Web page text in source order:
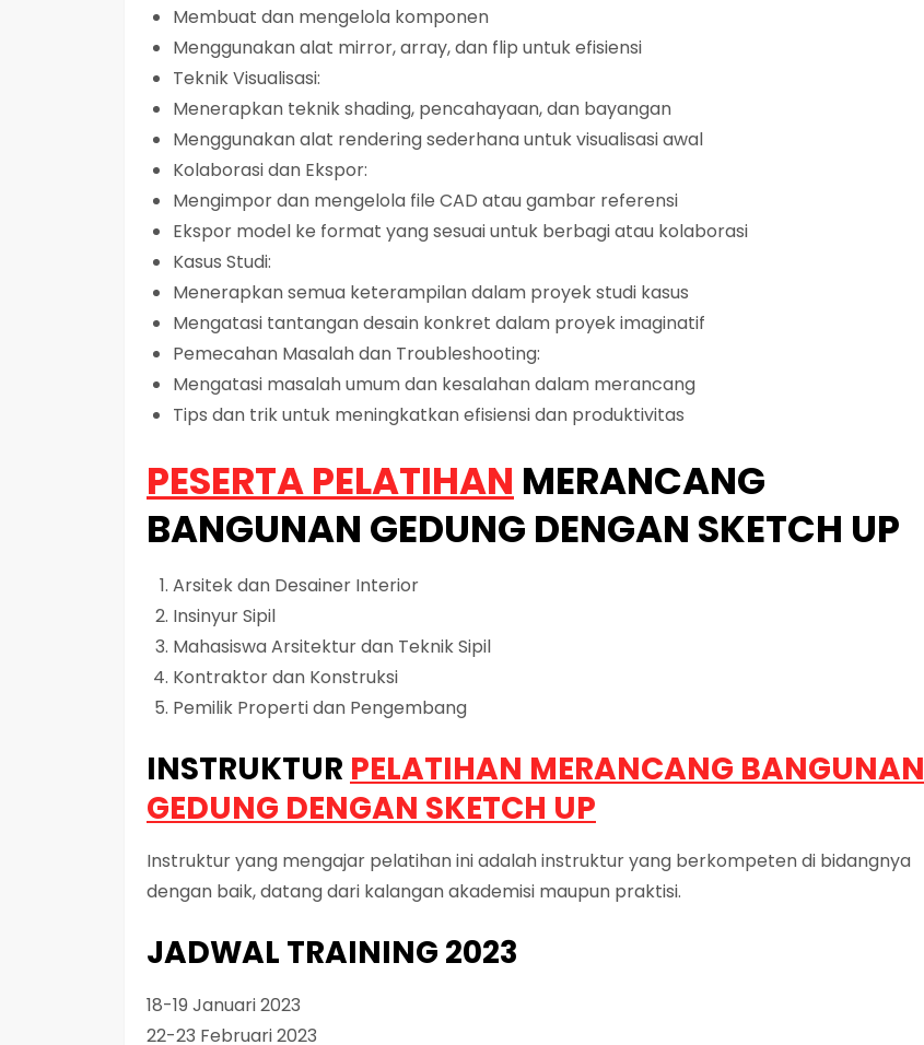
Membuat dan mengelola komponen
Menggunakan alat mirror, array, dan flip untuk efisiensi
Teknik Visualisasi:
Menerapkan teknik shading, pencahayaan, dan bayangan
Menggunakan alat rendering sederhana untuk visualisasi awal
Kolaborasi dan Ekspor:
Mengimpor dan mengelola file CAD atau gambar referensi
Ekspor model ke format yang sesuai untuk berbagi atau kolaborasi
Kasus Studi:
Menerapkan semua keterampilan dalam proyek studi kasus
Mengatasi tantangan desain konkret dalam proyek imaginatif
Pemecahan Masalah dan Troubleshooting:
Mengatasi masalah umum dan kesalahan dalam merancang
Tips dan trik untuk meningkatkan efisiensi dan produktivitas
PESERTA PELATIHAN MERANCANG
BANGUNAN GEDUNG DENGAN SKETCH UP
Arsitek dan Desainer Interior
Insinyur Sipil
Mahasiswa Arsitektur dan Teknik Sipil
Kontraktor dan Konstruksi
Pemilik Properti dan Pengembang
INSTRUKTUR PELATIHAN MERANCANG BANGUNAN
GEDUNG DENGAN SKETCH UP
Instruktur yang mengajar pelatihan ini adalah instruktur yang berkompeten di bidangnya
dengan baik, datang dari kalangan akademisi maupun praktisi.
JADWAL TRAINING 2023
18-19 Januari 2023
22-23 Februari 2023